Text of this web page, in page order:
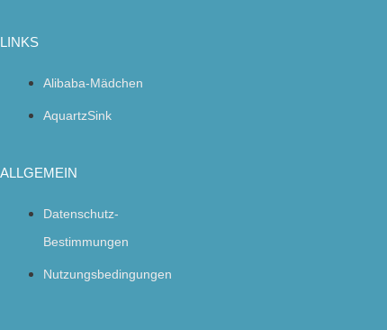
LINKS
Alibaba-Mädchen
AquartzSink
ALLGEMEIN
Datenschutz-
Bestimmungen
Nutzungsbedingungen